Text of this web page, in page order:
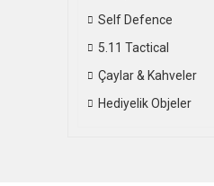
Self Defence
5.11 Tactical
Çaylar & Kahveler
Hediyelik Objeler